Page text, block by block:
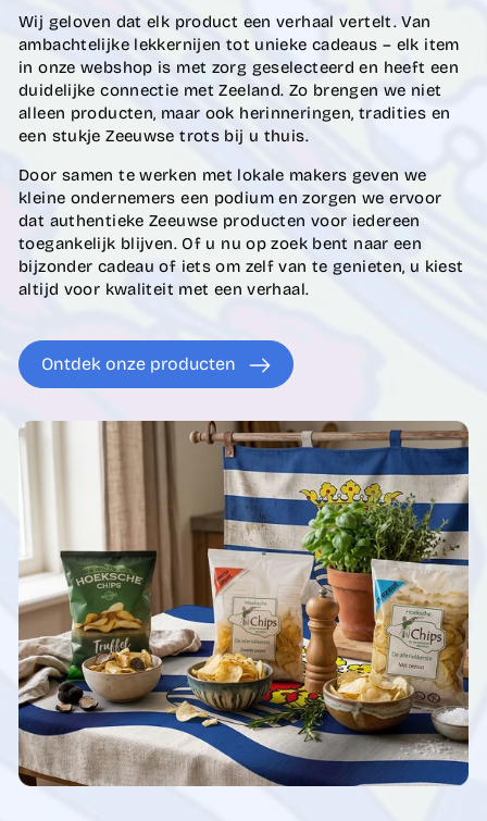
Wij geloven dat elk product een verhaal vertelt. Van
ambachtelijke lekkernijen tot unieke cadeaus – elk item
in onze webshop is met zorg geselecteerd en heeft een
duidelijke connectie met Zeeland. Zo brengen we niet
alleen producten, maar ook herinneringen, tradities en
een stukje Zeeuwse trots bij u thuis.
Door samen te werken met lokale makers geven we
kleine ondernemers een podium en zorgen we ervoor
dat authentieke Zeeuwse producten voor iedereen
toegankelijk blijven. Of u nu op zoek bent naar een
bijzonder cadeau of iets om zelf van te genieten, u kiest
altijd voor kwaliteit met een verhaal.
Ontdek onze producten